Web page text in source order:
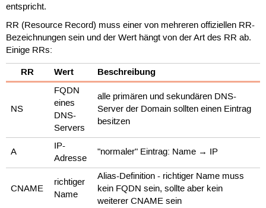
entspricht.
RR (Resource Record) muss einer von mehreren offiziellen RR-
Bezeichnungen sein und der Wert hängt von der Art des RR ab.
Einige RRs:
RR Wert Beschreibung
NS
FQDN
eines
DNS-
Servers
alle primären und sekundären DNS-
Server der Domain sollten einen Eintrag
besitzen
A
IP-
Adresse
"normaler" Eintrag: Name → IP
CNAME
richtiger
Name
Alias-Definition - richtiger Name muss
kein FQDN sein, sollte aber kein
weiterer CNAME sein